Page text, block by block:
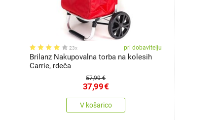
23x pri dobavitelju
Brilanz Nakupovalna torba na kolesih
Carrie, rdeča
57,99 €
37,99€
V košarico